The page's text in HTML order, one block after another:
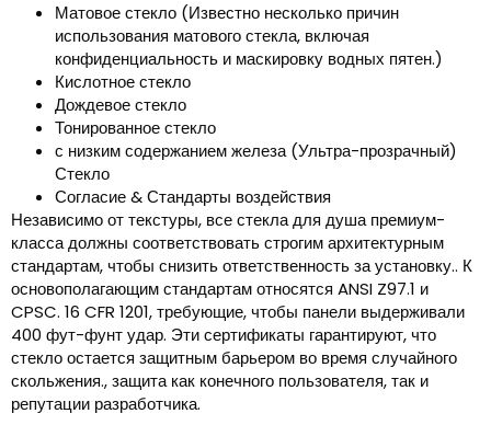
Матовое стекло (Известно несколько причин
использования матового стекла, включая
конфиденциальность и маскировку водных пятен.)
Кислотное стекло
Дождевое стекло
Тонированное стекло
с низким содержанием железа (Ультра-прозрачный)
Стекло
Согласие & Стандарты воздействия
Независимо от текстуры, все стекла для душа премиум-
класса должны соответствовать строгим архитектурным
стандартам, чтобы снизить ответственность за установку.. К
основополагающим стандартам относятся ANSI Z97.1 и
CPSC. 16 CFR 1201, требующие, чтобы панели выдерживали
400 фут-фунт удар. Эти сертификаты гарантируют, что
стекло остается защитным барьером во время случайного
скольжения., защита как конечного пользователя, так и
репутации разработчика.